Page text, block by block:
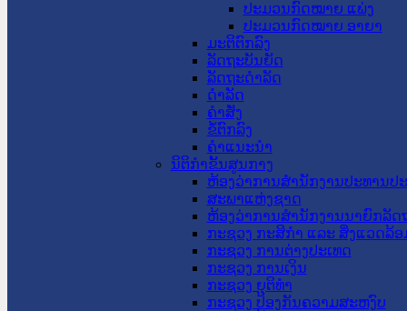
ປະມວນກົດໝາຍ ແພ່ງ
ປະມວນກົດໝາຍ ອາຍາ
ມະຕິຕົກລົງ
ລັດຖະບັນຍັດ
ລັດຖະດໍາລັດ
ດໍາລັດ
ຄໍາສັ່ງ
ຂໍ້ຕົກລົງ
ຄໍາແນະນໍາ
ນິຕິກຳຂັ້ນສູນກາງ
ຫ້ອງວ່າການສໍານັກງານປະທານປ
ສະພາແຫ່ງຊາດ
ຫ້ອງວ່າການສຳນັກງານນາຍົກລັດ
ກະຊວງ ກະສິກຳ ແລະ ສິ່ງແວດລ້ອ
ກະຊວງ ການຕ່າງປະເທດ
ກະຊວງ ການເງິນ
ກະຊວງ ຍຸຕິທໍາ
ກະຊວງ ປ້ອງກັນຄວາມສະຫງົບ